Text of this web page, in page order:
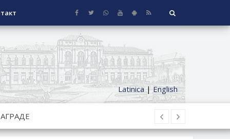
Latinica|English
КУЋЕ СА ОКУЋНИЦОМ НА